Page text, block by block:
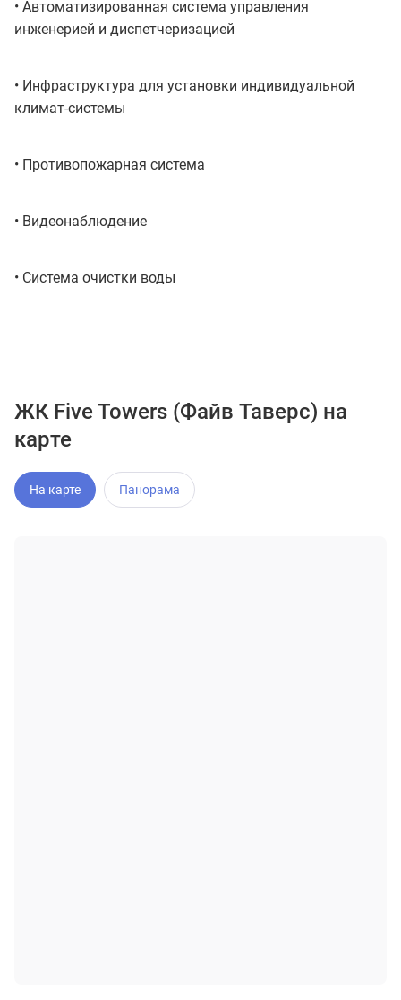
• Автоматизированная система управления
инженерией и диспетчеризацией
• Инфраструктура для установки индивидуальной
климат-системы
• Противопожарная система
• Видеонаблюдение
• Система очистки воды
ЖК Five Towers (Файв Таверс) на
карте
На карте Панорама